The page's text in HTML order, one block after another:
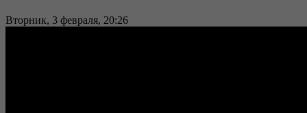
Вторник, 3 февраля, 20:26